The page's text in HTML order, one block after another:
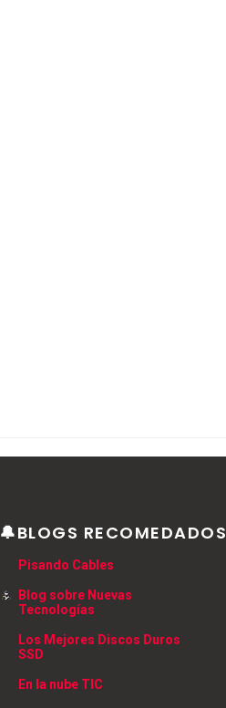
🔔BLOGS RECOMEDADOS
Pisando Cables
Blog sobre Nuevas
Tecnologías
Los Mejores Discos Duros
SSD
En la nube TIC